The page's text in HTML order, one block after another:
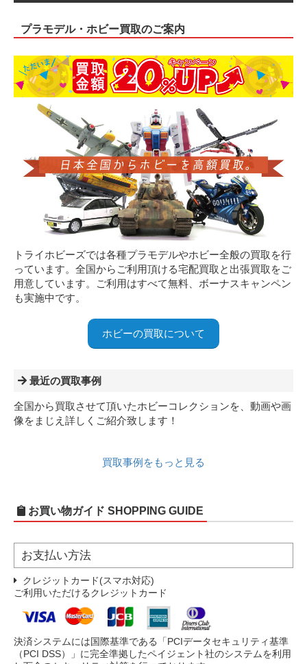
プラモデル・ホビー買取のご案内
トライホビーズでは各種プラモデルやホビー全般の買取を行
っています。全国からご利用頂ける宅配買取と出張買取をご
用意しています。ご利用はすべて無料、ボーナスキャンペン
も実施中です。
ホビーの買取について
最近の買取事例
全国から買取させて頂いたホビーコレクションを、動画や画
像をまじえ詳しくご紹介致します！
買取事例をもっと見る
お買い物ガイド SHOPPING GUIDE
お支払い方法
クレジットカード(スマホ対応)
ご利用いただけるクレジットカード
決済システムには国際基準である「PCIデータセキュリティ基準
（PCI DSS）」に完全準拠したペイジェント社のシステムを利用